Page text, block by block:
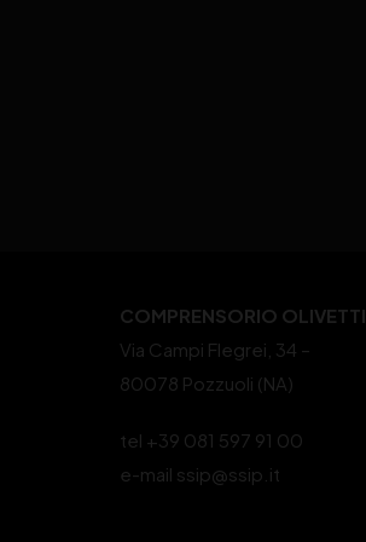
COMPRENSORIO OLIVETTI
Via Campi Flegrei, 34 –
80078 Pozzuoli (NA)
tel +39 081 597 91 00
e-mail ssip@ssip.it